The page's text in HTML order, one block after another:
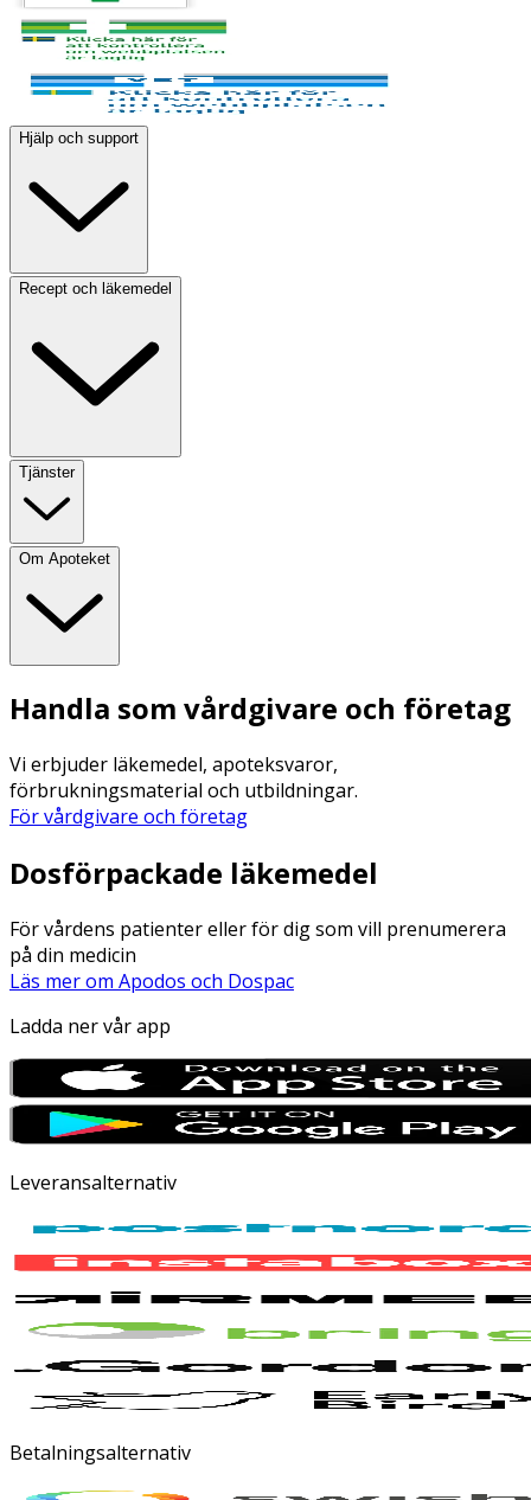
Hjälp och support
Recept och läkemedel
Tjänster
Om Apoteket
Handla som vårdgivare och företag
Vi erbjuder läkemedel, apoteksvaror,
förbrukningsmaterial och utbildningar.
För vårdgivare och företag
Dosförpackade läkemedel
För vårdens patienter eller för dig som vill prenumerera
på din medicin
Läs mer om Apodos och Dospac
Ladda ner vår app
Leveransalternativ
Betalningsalternativ